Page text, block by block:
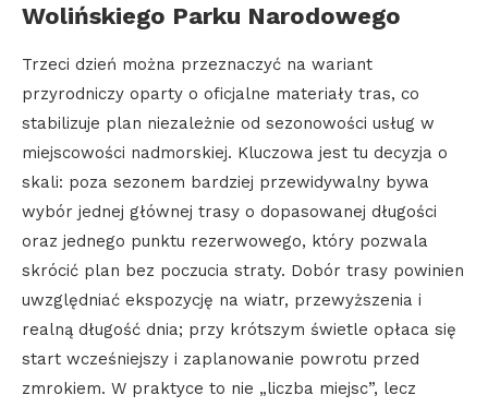
Wolińskiego Parku Narodowego
Trzeci dzień można przeznaczyć na wariant
przyrodniczy oparty o oficjalne materiały tras, co
stabilizuje plan niezależnie od sezonowości usług w
miejscowości nadmorskiej. Kluczowa jest tu decyzja o
skali: poza sezonem bardziej przewidywalny bywa
wybór jednej głównej trasy o dopasowanej długości
oraz jednego punktu rezerwowego, który pozwala
skrócić plan bez poczucia straty. Dobór trasy powinien
uwzględniać ekspozycję na wiatr, przewyższenia i
realną długość dnia; przy krótszym świetle opłaca się
start wcześniejszy i zaplanowanie powrotu przed
zmrokiem. W praktyce to nie „liczba miejsc”, lecz